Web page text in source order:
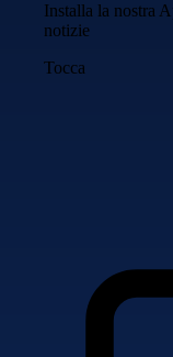
Installa la nostra
notizie
Tocca